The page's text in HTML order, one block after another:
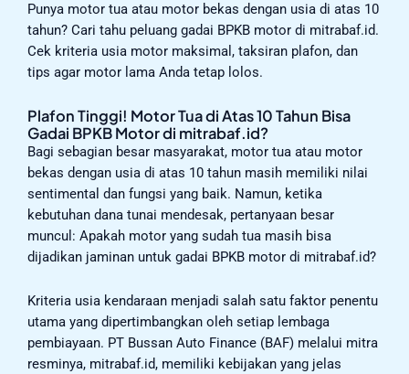
Punya motor tua atau motor bekas dengan usia di atas 10
tahun? Cari tahu peluang gadai BPKB motor di mitrabaf.id.
Cek kriteria usia motor maksimal, taksiran plafon, dan
tips agar motor lama Anda tetap lolos.
Plafon Tinggi! Motor Tua di Atas 10 Tahun Bisa
Gadai BPKB Motor di mitrabaf.id?
Bagi sebagian besar masyarakat, motor tua atau motor
bekas dengan usia di atas 10 tahun masih memiliki nilai
sentimental dan fungsi yang baik. Namun, ketika
kebutuhan dana tunai mendesak, pertanyaan besar
muncul: Apakah motor yang sudah tua masih bisa
dijadikan jaminan untuk gadai BPKB motor di mitrabaf.id?
Kriteria usia kendaraan menjadi salah satu faktor penentu
utama yang dipertimbangkan oleh setiap lembaga
pembiayaan. PT Bussan Auto Finance (BAF) melalui mitra
resminya, mitrabaf.id, memiliki kebijakan yang jelas